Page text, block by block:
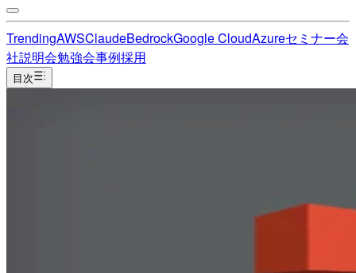
TrendingAWSClaudeBedrockGoogle CloudAzureセミナー会
社説明会勉強会事例採用
目次